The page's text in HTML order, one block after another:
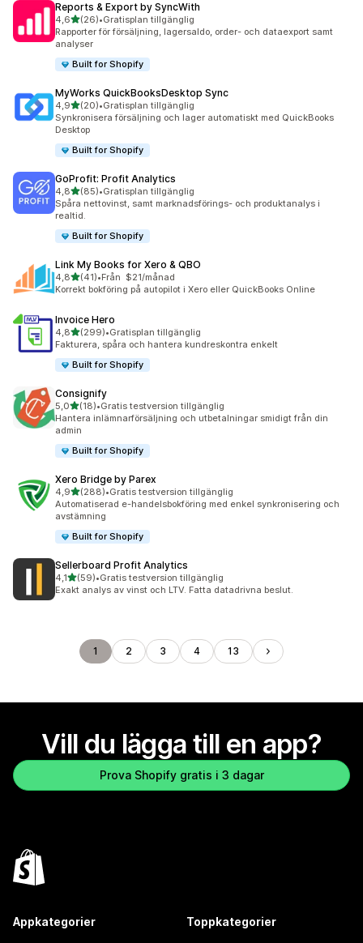
Reports & Export by SyncWith
4,6av 5 stjärnor
(26)
26 recensioner totalt
•Gratisplan tillgänglig
Rapporter för försäljning, lagersaldo, order- och dataexport samt
analyser
Built for Shopify
MyWorks QuickBooksDesktop Sync
4,9av 5 stjärnor
(20)
20 recensioner totalt
•Gratisplan tillgänglig
Synkronisera försäljning och lager automatiskt med QuickBooks
Desktop
Built for Shopify
GoProfit: Profit Analytics
4,8av 5 stjärnor
(85)
85 recensioner totalt
•Gratisplan tillgänglig
Spåra nettovinst, samt marknadsförings- och produktanalys i
realtid.
Built for Shopify
Link My Books for Xero & QBO
4,8av 5 stjärnor
(41)
41 recensioner totalt
•Från $21/månad
Korrekt bokföring på autopilot i Xero eller QuickBooks Online
Invoice Hero
4,8av 5 stjärnor
(299)
299 recensioner totalt
•Gratisplan tillgänglig
Fakturera, spåra och hantera kundreskontra enkelt
Built for Shopify
Consignify
5,0av 5 stjärnor
(18)
18 recensioner totalt
•Gratis testversion tillgänglig
Hantera inlämnarförsäljning och utbetalningar smidigt från din
admin
Built for Shopify
Xero Bridge by Parex
4,9av 5 stjärnor
(288)
288 recensioner totalt
•Gratis testversion tillgänglig
Automatiserad e-handelsbokföring med enkel synkronisering och
avstämning
Built for Shopify
Sellerboard Profit Analytics
4,1av 5 stjärnor
(59)
59 recensioner totalt
•Gratis testversion tillgänglig
Exakt analys av vinst och LTV. Fatta datadrivna beslut.
1 2 3 4 13
Vill du lägga till en app?
Prova Shopify gratis i 3 dagar
Appkategorier Toppkategorier